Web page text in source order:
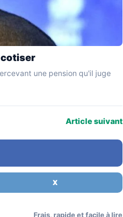
cotiser
une pension qu'il juge
Article suivant
X
Frais, rapide et facile à lire